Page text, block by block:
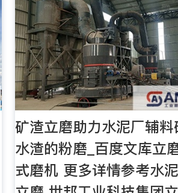
矿渣立磨助力水泥厂辅料
水渣的粉磨_百度文库立
式磨机 更多详情参考水